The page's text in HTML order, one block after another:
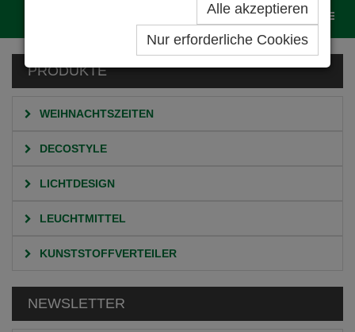
Alle akzeptieren
Nur erforderliche Cookies
PRODUKTE
WEIHNACHTSZEITEN
DECOSTYLE
LICHTDESIGN
LEUCHTMITTEL
KUNSTSTOFFVERTEILER
NEWSLETTER